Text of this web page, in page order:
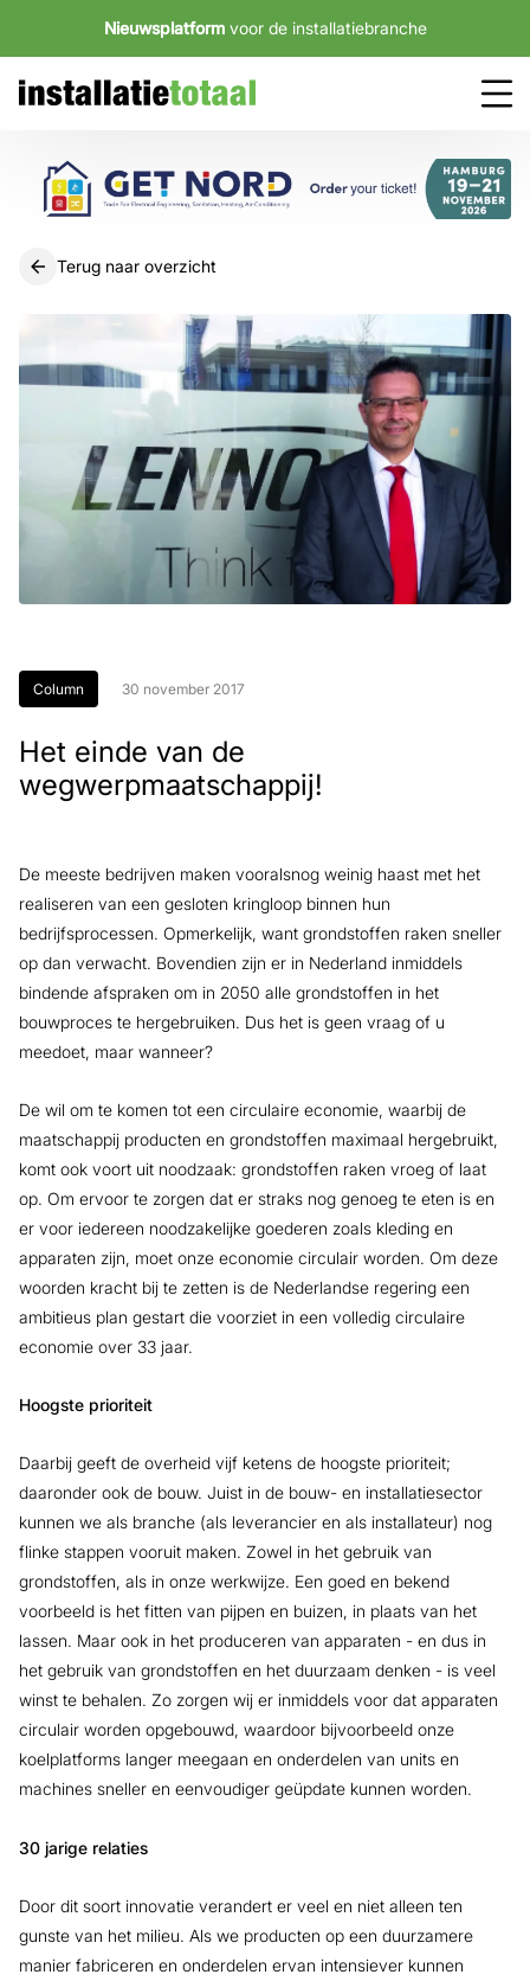
Nieuwsplatform voor de installatiebranche
Terug naar overzicht
Column 30 november 2017
Het einde van de
wegwerpmaatschappij!
De meeste bedrijven maken vooralsnog weinig haast met het
realiseren van een gesloten kringloop binnen hun
bedrijfsprocessen. Opmerkelijk, want grondstoffen raken sneller
op dan verwacht. Bovendien zijn er in Nederland inmiddels
bindende afspraken om in 2050 alle grondstoffen in het
bouwproces te hergebruiken. Dus het is geen vraag of u
meedoet, maar wanneer?
De wil om te komen tot een circulaire economie, waarbij de
maatschappij producten en grondstoffen maximaal hergebruikt,
komt ook voort uit noodzaak: grondstoffen raken vroeg of laat
op. Om ervoor te zorgen dat er straks nog genoeg te eten is en
er voor iedereen noodzakelijke goederen zoals kleding en
apparaten zijn, moet onze economie circulair worden. Om deze
woorden kracht bij te zetten is de Nederlandse regering een
ambitieus plan gestart die voorziet in een volledig circulaire
economie over 33 jaar.
Hoogste prioriteit
Daarbij geeft de overheid vijf ketens de hoogste prioriteit;
daaronder ook de bouw. Juist in de bouw- en installatiesector
kunnen we als branche (als leverancier en als installateur) nog
flinke stappen vooruit maken. Zowel in het gebruik van
grondstoffen, als in onze werkwijze. Een goed en bekend
voorbeeld is het fitten van pijpen en buizen, in plaats van het
lassen. Maar ook in het produceren van apparaten - en dus in
het gebruik van grondstoffen en het duurzaam denken - is veel
winst te behalen. Zo zorgen wij er inmiddels voor dat apparaten
circulair worden opgebouwd, waardoor bijvoorbeeld onze
koelplatforms langer meegaan en onderdelen van units en
machines sneller en eenvoudiger geüpdate kunnen worden.
30 jarige relaties
Door dit soort innovatie verandert er veel en niet alleen ten
gunste van het milieu. Als we producten op een duurzamere
manier fabriceren en onderdelen ervan intensiever kunnen